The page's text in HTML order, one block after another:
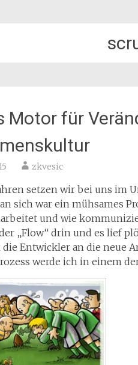
Motor für
zkvesic
setzen wir bei uns im
sich war ein mühsames
und wie
„Flow“ drin und es lief
Entwickler an die neue
werde ich in einem